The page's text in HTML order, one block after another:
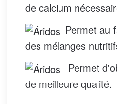
de calcium
Permet au
des mélanges
Permet
de meilleure qualité.